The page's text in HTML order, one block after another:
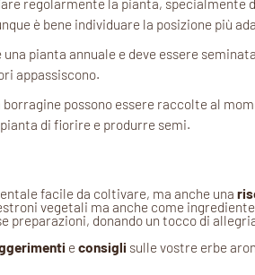
regolarmente la pianta, specialmente
è bene individuare la posizione più
una pianta annuale e deve essere
appassiscono.
possono essere raccolte al
di fiorire e produrre semi.
facile da coltivare, ma anche una
vegetali ma anche come
preparazioni, donando un tocco di
econsigli sulle vostre erbe